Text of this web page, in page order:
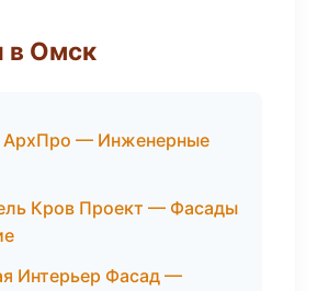
в Омск
АрхПро — Инженерные
Кров Проект — Фасады
Интерьер Фасад —